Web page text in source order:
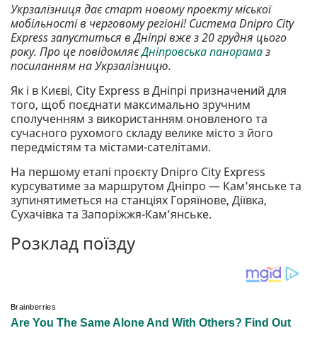
Укрзалізниця дає старт новому проекту міської
мобільності в черговому регіоні! Система Dnipro City
Express запуститься в Дніпрі вже з 20 грудня цього
року. Про це повідомляєДніпровська панорамаз
посиланням на Укрзалізницю.
Як і в Києві, City Express в Дніпрі призначений для
того, щоб поєднати максимально зручним
сполученням з використанням оновленого та
сучасного рухомого складу велике місто з його
передмістям та містами-сателітами.
На першому етапі проєкту Dnipro City Express
курсуватиме за маршрутом Дніпро — Камʼянське та
зупинятиметься на станціях Горяїнове, Діївка,
Сухачівка та Запоріжжя-Камʼянське.
Розклад поїзду